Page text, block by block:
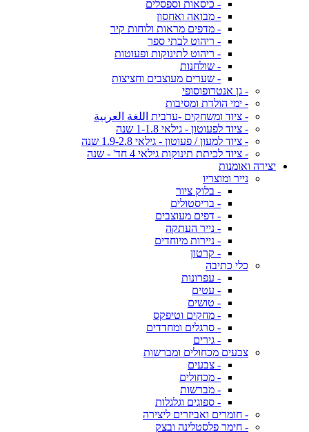
- כיסאות וספסלים
- מבואה ואחסון
- מדפים מראות ולוחות קיר
- ריהוט לבתי ספר
- ריהוט לתינוקות ופעוטות
- שולחנות
- שערים מעוצבים וחציצות
- גן אנטרופוסופי
- ימי הולדת ומסיבות
- ציוד ומשחקים -ערבית اللغة العربية
- ציוד לפעוטון - גילאי 1-1.8 שנה
- ציוד למעון / פעוטון - גילאי 1.9-2.8 שנה
- ציוד לכיתת תינוקות גילאי 4 חד' - שנה
יצירה ואומנות
נייר ומוצריו
- בלוק ציור
- בריסטולים
- דפים מעוצבים
- נייר העתקה
- ניירות מיוחדים
- קרטון
כלי כתיבה
- עפרונות
- עטים
- טושים
- מחקים וטיפקס
- סרגלים ומחדדים
- גירים
צבעים מכחולים ומברשות
- צבעים
- מכחולים
- מברשות
- ספוגים וגלגלות
- חומרים ואביזרים ליצירה
- חימר פלסטלינה ובצק